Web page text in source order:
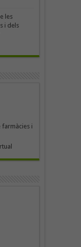
les
i dels
farmàcies i